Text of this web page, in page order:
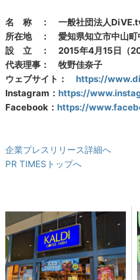
名 称 ： 一般社団法人
所在地 ： 愛知県知立市中山町
設 立 ： 2015年4月15日（
代表理事： 牧野佳奈子
ウェブサイト： https://
Instagram： https://
Facebook： https://
企業プレスリリース詳細へ
PR TIMESトップへ